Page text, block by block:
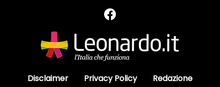
Disclaimer Privacy Policy Redazione